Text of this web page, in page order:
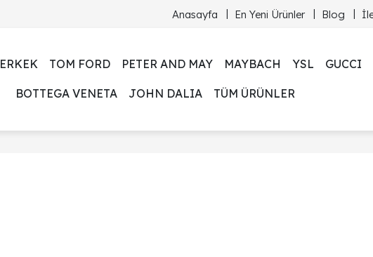
Anasayfa En Yeni Ürünler Blog
ERKEK TOM FORD PETER AND MAY MAYBACH YSL GUCCI
BOTTEGA VENETA JOHN DALIA TÜM ÜRÜNLER